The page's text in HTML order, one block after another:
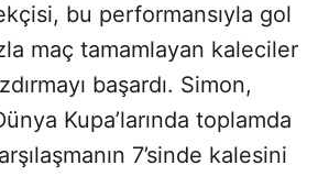
bu performansıyla gol
maç tamamlayan kaleciler
başardı. Simon,
Kupa’larında toplamda
7’sinde kalesini